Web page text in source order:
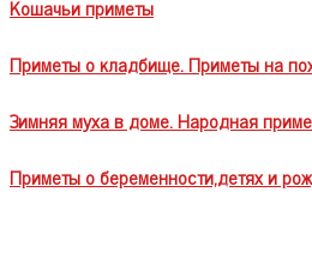
Кошачьи приметы
Приметы о кладбище. Приметы на
Зимняя муха в доме. Народная
Приметы о беременности,детях и